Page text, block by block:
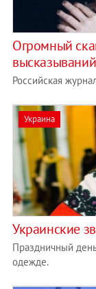
Огромный
Российская
Украина
Украинские
Праздничный
одежде.